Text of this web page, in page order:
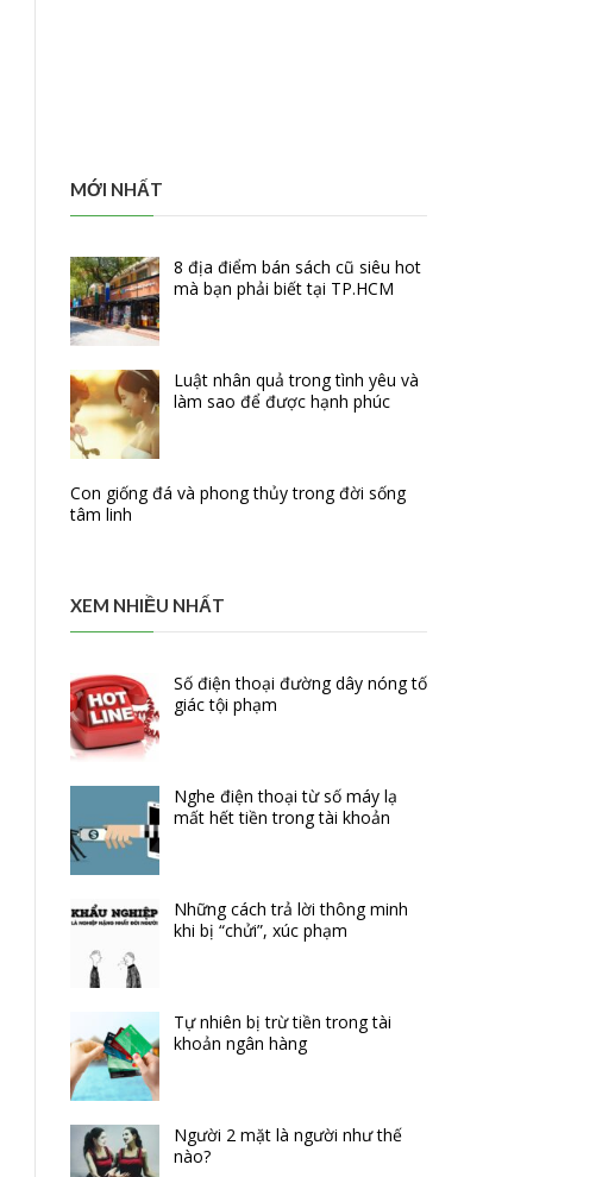
MỚI NHẤT
8 địa điểm bán sách cũ siêu hot
mà bạn phải biết tại TP.HCM
Luật nhân quả trong tình yêu và
làm sao để được hạnh phúc
Con giống đá và phong thủy trong đời sống
tâm linh
XEM NHIỀU NHẤT
Số điện thoại đường dây nóng tố
giác tội phạm
Nghe điện thoại từ số máy lạ
mất hết tiền trong tài khoản
Những cách trả lời thông minh
khi bị “chửi”, xúc phạm
Tự nhiên bị trừ tiền trong tài
khoản ngân hàng
Người 2 mặt là người như thế
nào?